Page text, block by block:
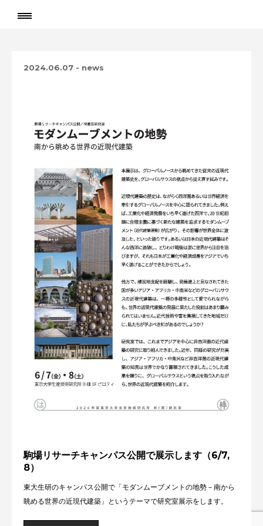
2024.06.07 - news
駒場リサーチキャンパス公開で展示します（6/7,
8）
東大生研のキャンパス公開で「モダンムーブメントの地勢－南から
眺める世界の近現代建築」というテーマで研究室展示をします。